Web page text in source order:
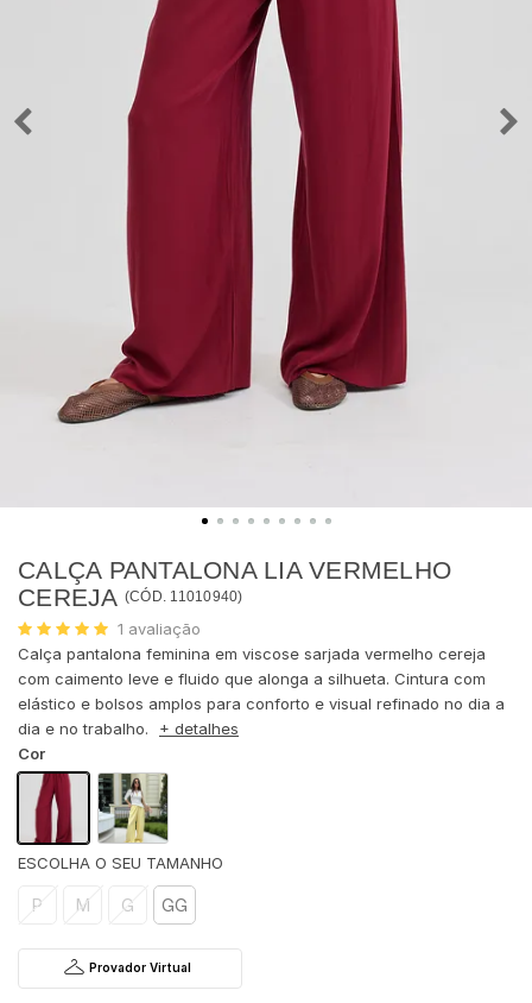
CALÇA PANTALONA LIA VERMELHO
CEREJA (CÓD. 11010940)
1 avaliação
Calça pantalona feminina em viscose sarjada vermelho cereja
com caimento leve e fluido que alonga a silhueta. Cintura com
elástico e bolsos amplos para conforto e visual refinado no dia a
dia e no trabalho.
+ detalhes
Cor
P M G GG
Provador Virtual